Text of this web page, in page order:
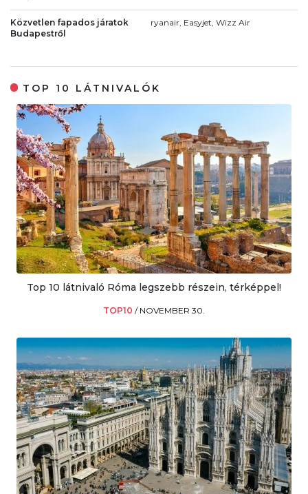
Közvetlen fapados járatok
Budapestről
ryanair, Easyjet, Wizz Air
TOP 10 LÁTNIVALÓK
Top 10 látnivaló Róma legszebb részein, térképpel!
TOP10 / NOVEMBER 30.